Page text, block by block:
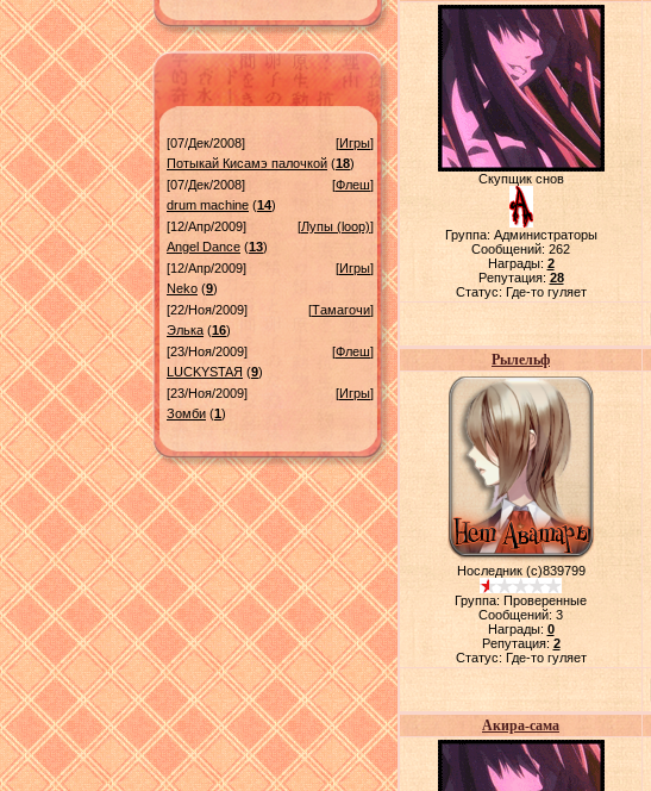
[07/Дек/2008] [Игры]
Потыкай Кисамэ палочкой (18)
[07/Дек/2008]
[Флеш]
drum machine (14)
[12/Апр/2009]
[Лупы (loop)]
Angel Dance (13)
[12/Апр/2009]
[Игры]
Neko (9)
[22/Ноя/2009]
[Тамагочи]
Элька (16)
[23/Ноя/2009]
[Флеш]
LUСKYSTAЯ (9)
[23/Ноя/2009]
[Игры]
Зомби (1)
Скупщик снов
Группа: Администраторы
Сообщений: 262
Награды: 2
Репутация: 28
Статус: Где-то гуляет
Рылельф
Носледник (с)839799
Группа: Проверенные
Сообщений: 3
Награды: 0
Репутация: 2
Статус: Где-то гуляет
Акира-сама